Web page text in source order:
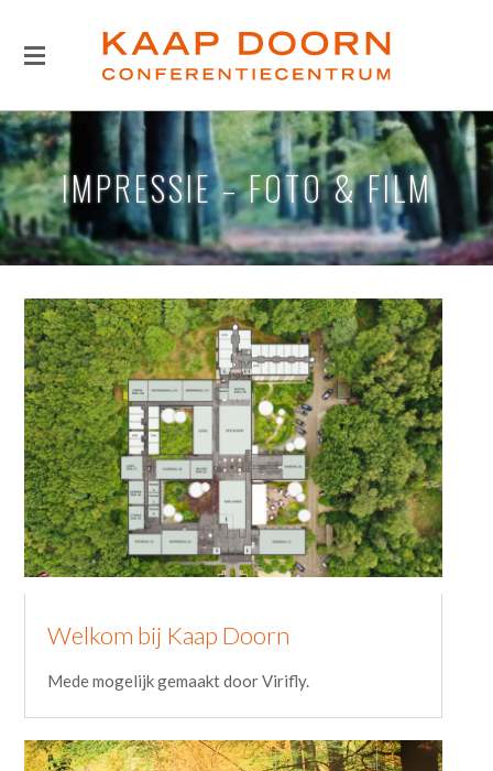
IMPRESSIE – FOTO & FILM
Welkom bij Kaap Doorn
Mede mogelijk gemaakt door Virifly.